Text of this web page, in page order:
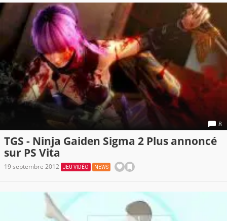
8
TGS - Ninja Gaiden Sigma 2 Plus annoncé
sur PS Vita
19 septembre 2012 JEU VIDÉO NEWS